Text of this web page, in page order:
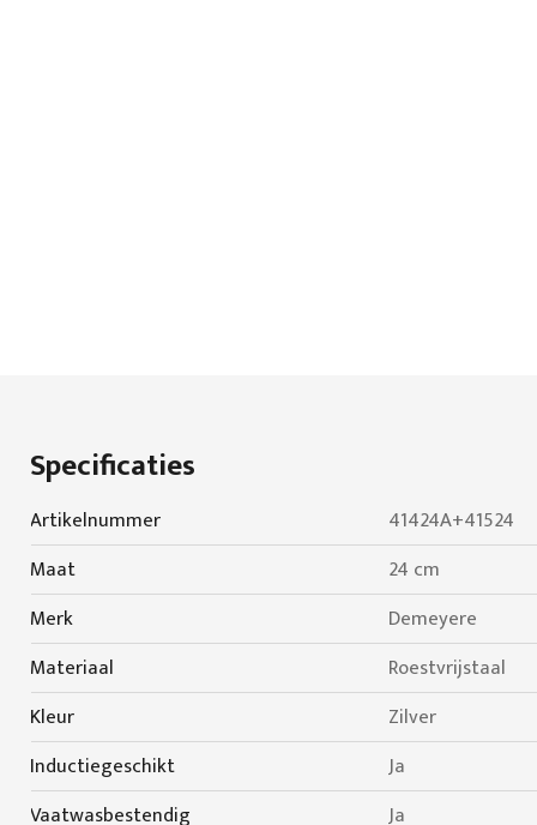
Specificaties
Specificaties
Artikelnummer
41424A+41524
Maat
24 cm
Merk
Demeyere
Materiaal
Roestvrijstaal
Kleur
Zilver
Inductiegeschikt
Ja
Vaatwasbestendig
Ja